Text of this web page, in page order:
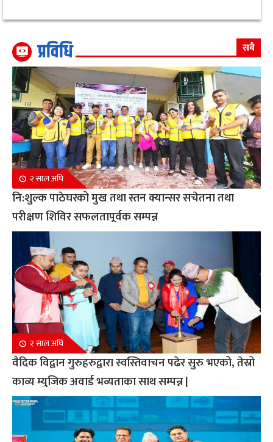
प्रविधि सबै
२ साल अघि
नि:शुल्क पाठेघरको मुख तथा स्तन क्यान्सर सचेतना तथा
परीक्षण शिविर सफलतापूर्वक सम्पन्न
२ साल अघि
वैदिक विद्वान गुरुहरुद्वारा स्वस्तिवाचन पढेर सुरु भएको, तेस्रो
काव्य म्युजिक अवार्ड भव्यताका साथ सम्पन्न |